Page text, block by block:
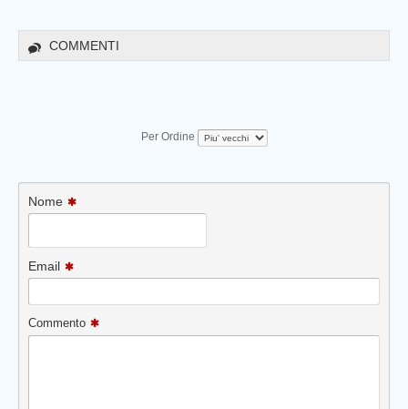
COMMENTI
Per Ordine
Nome
Email
Commento